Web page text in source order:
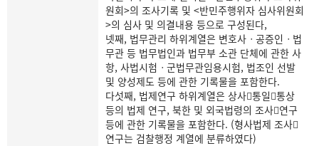
원회>의 조사기록 및 <반민주행위자 심사위원회
>의 심사 및 의결내용 등으로 구성된다,
넷째, 법무관리 하위계열은 변호사ㆍ공증인ㆍ법
무관 등 법무법인과 법무부 소관 단체에 관한 사
항, 사법시험ㆍ군법무관임용시험, 법조인 선발
및 양성제도 등에 관한 기록물을 포함한다.
다섯째, 법제연구 하위계열은 상사통일통상
등의 법제 연구, 북한 및 외국법령의 조사연구
등에 관한 기록물을 포함한다. (형사법제 조사
연구는 검찰행정 계열에 분류하였다)